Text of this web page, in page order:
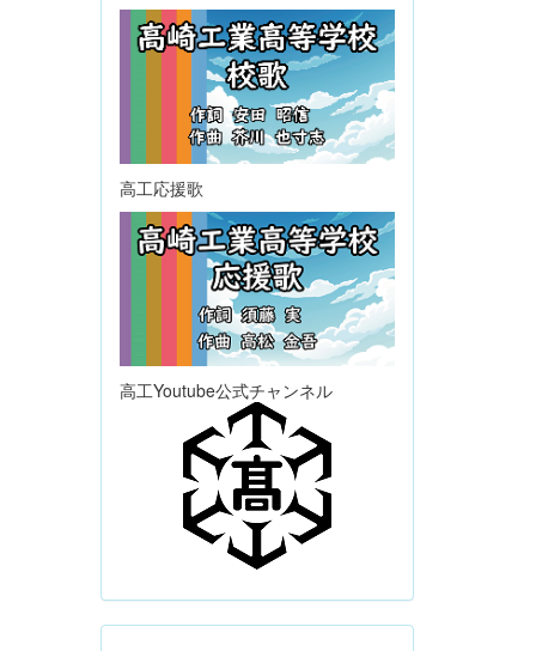
高工応援歌
高工Youtube公式チャンネル